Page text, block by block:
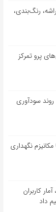
جدیدی از سری آیفون 14؛ تراشه، رنگ‌بندی،
14، روی مدل‌های پرو تمرکز
روند سودآوری
مدیر تیم بلاکچین نوبیتکس در رویداد CWS مکانیزم نگهداری
تایید هویت در عرض ۶ ماه، آمار کاربران
داد